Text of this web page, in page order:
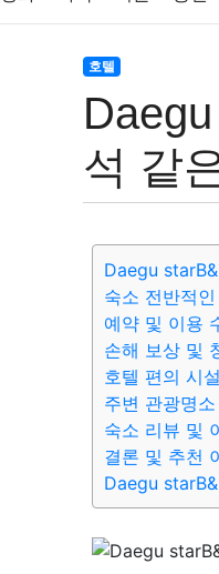
블록체인
여행 맛집 IT
호텔
석 같
Daegu
숙소 전반적
예약 및 이용
손해 보상 및
호텔 편의 시설
주변 관광명
숙소 리뷰 및
결론 및 추천
Daegu